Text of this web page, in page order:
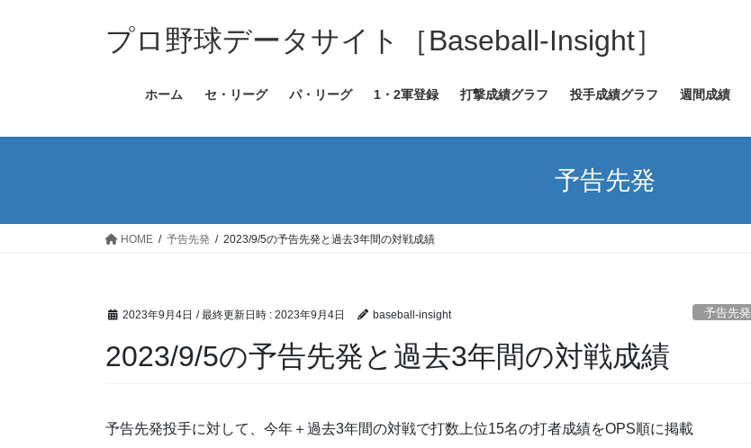
ス
ン
プロ野球データサイト［Baseball-Insight］
ホーム セ・リーグ パ・リーグ 1・2軍登録 打撃成績グラフ 投手成績グラフ 週間成績
予告先発
HOME 予告先発 2023/9/5の予告先発と過去3年間の対戦成績
2023年9月4日 / 最終更新日時 : 2023年9月4日 baseball-insight 予告先発
2023/9/5の予告先発と過去3年間の対戦成績
予告先発投手に対して、今年＋過去3年間の対戦で打数上位15名の打者成績をOPS順に掲載